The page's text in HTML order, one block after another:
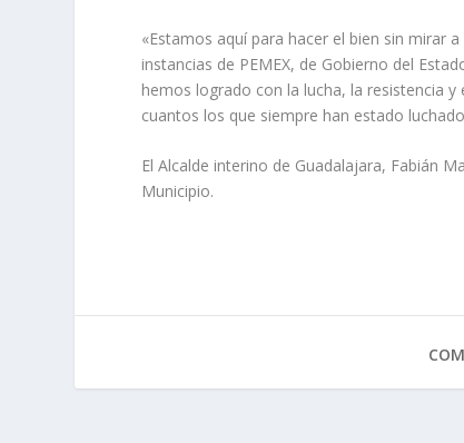
«Estamos aquí para hacer el bien sin mirar
instancias de PEMEX, de Gobierno del
hemos logrado con la lucha, la resistencia
cuantos los que siempre han estado
El Alcalde interino de Guadalajara, Fabián
Municipio.